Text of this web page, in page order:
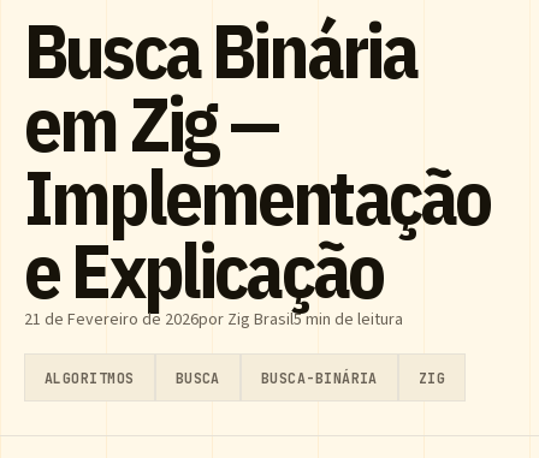
Busca Binária
em Zig —
Implementação
e Explicação
21 de Fevereiro de 2026por Zig Brasil5 min de leitura
ALGORITMOS BUSCA BUSCA-BINÁRIA ZIG